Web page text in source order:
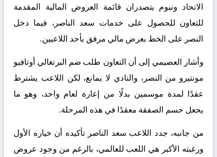
الاتحاد ونيوم يتصدران قائمة العروض المالية المقدمة
للتعاون للحصول على خدمات سعد الناصر، فيما دخل
النصر على الخط بعرض مالي مرفق بأحد اللاعبين.
وأشار العصيمي إلى أن التعاون طلب ضم البرتغالي أوتافيو
مونتيرو من النصر، والنادي لا يمانع، لكن اللاعب يشترط
عقدًا لمدة موسمين بدلًا من إعارة لعام واحد، وهو ما
يجعل حسم الصفقة معقدًا في هذه المرحلة.
من جانبه، جدد اللاعب سعد الناصر تأكيده أن خياره الأول
ورغبته الأكبر هي اللعب للعالمي، بالرغم من وجود عروض